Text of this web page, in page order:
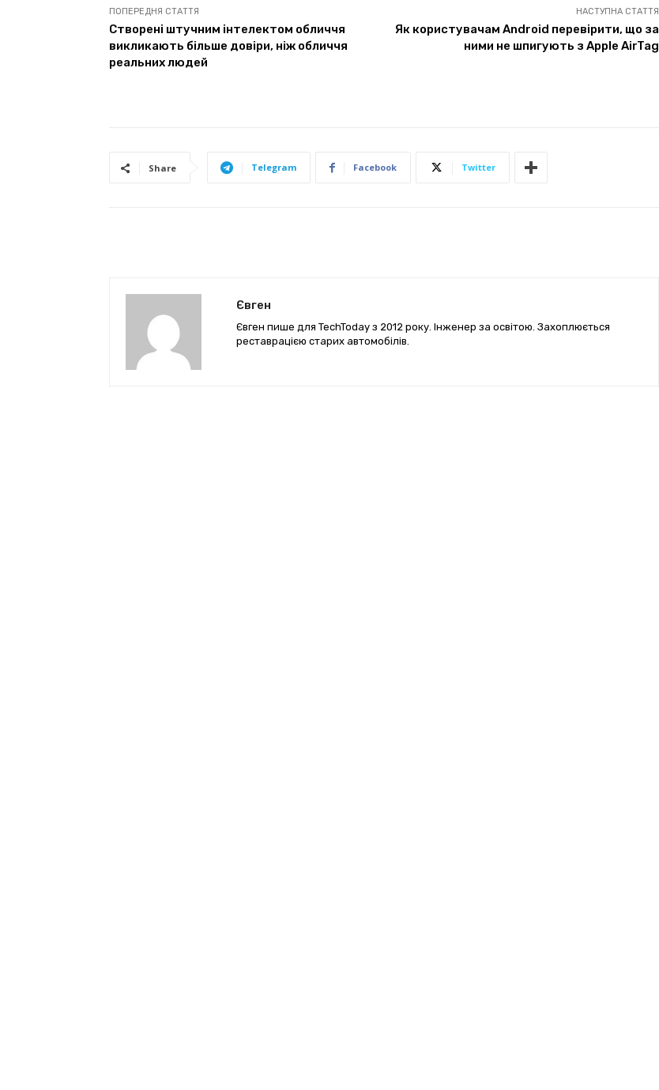
ПОПЕРЕДНЯ СТАТТЯ
Створені штучним інтелектом обличчя
викликають більше довіри, ніж обличчя
реальних людей
НАСТУПНА СТАТТЯ
Як користувачам Android перевірити, що за
ними не шпигують з Apple AirTag
Share Telegram Facebook Twitter
Євген
Євген пише для TechToday з 2012 року. Інженер за освітою. Захоплюється
реставрацією старих автомобілів.